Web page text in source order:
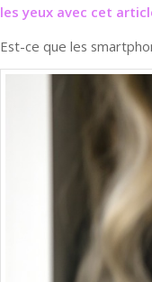
les yeux avec cet
Est-ce que les